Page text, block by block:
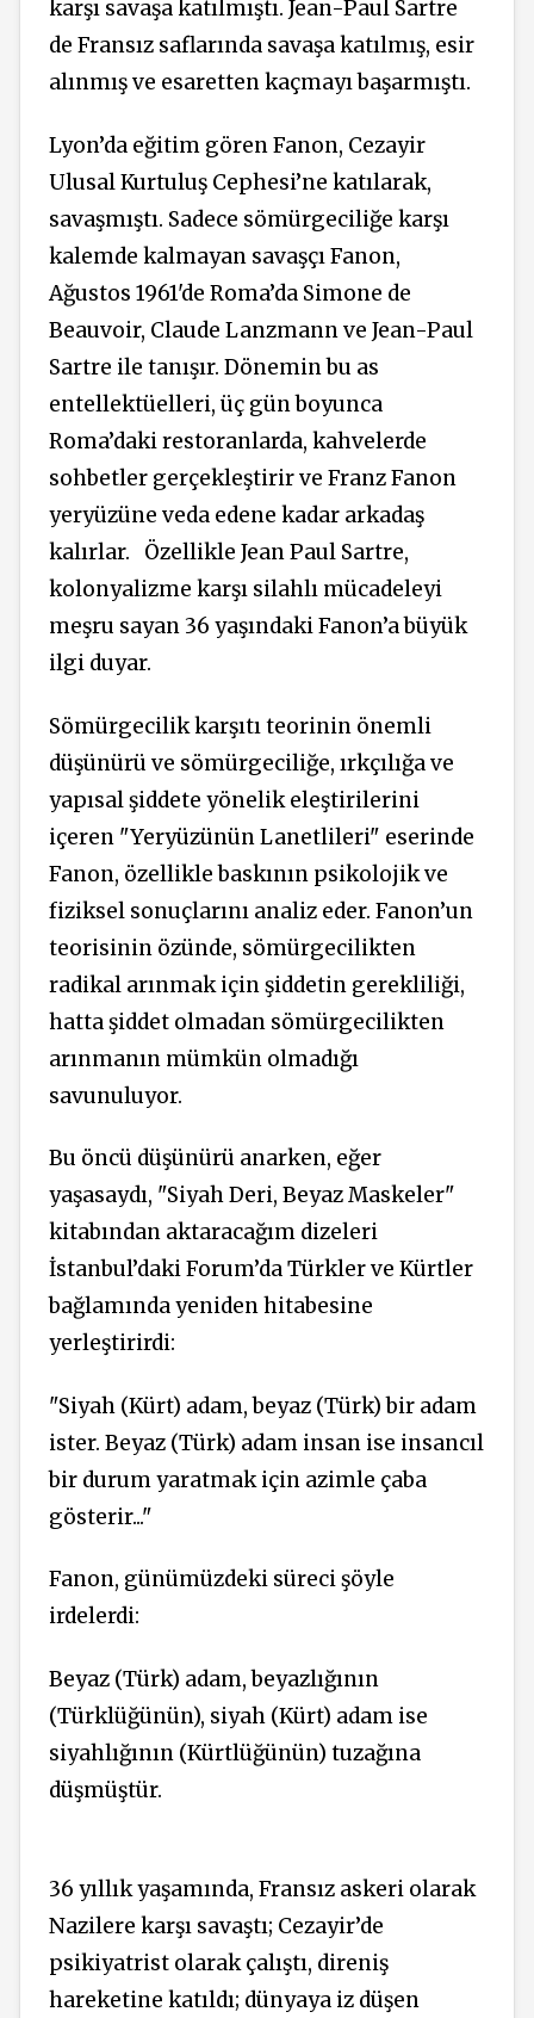
karşı savaşa katılmıştı. Jean-Paul Sartre
de Fransız saflarında savaşa katılmış, esir
alınmış ve esaretten kaçmayı başarmıştı.
Lyon’da eğitim gören Fanon, Cezayir
Ulusal Kurtuluş Cephesi’ne katılarak,
savaşmıştı. Sadece sömürgeciliğe karşı
kalemde kalmayan savaşçı Fanon,
Ağustos 1961'de Roma’da Simone de
Beauvoir, Claude Lanzmann ve Jean-Paul
Sartre ile tanışır. Dönemin bu as
entellektüelleri, üç gün boyunca
Roma’daki restoranlarda, kahvelerde
sohbetler gerçekleştirir ve Franz Fanon
yeryüzüne veda edene kadar arkadaş
kalırlar.
Özellikle Jean Paul Sartre,
kolonyalizme karşı silahlı mücadeleyi
meşru sayan 36 yaşındaki Fanon’a büyük
ilgi duyar.
Sömürgecilik karşıtı teorinin önemli
düşünürü ve sömürgeciliğe, ırkçılığa ve
yapısal şiddete yönelik eleştirilerini
içeren "Yeryüzünün Lanetlileri" eserinde
Fanon, özellikle baskının psikolojik ve
fiziksel sonuçlarını analiz eder. Fanon’un
teorisinin özünde, sömürgecilikten
radikal arınmak için şiddetin gerekliliği,
hatta şiddet olmadan sömürgecilikten
arınmanın mümkün olmadığı
savunuluyor.
Bu öncü düşünürü anarken, eğer
yaşasaydı, "Siyah Deri, Beyaz Maskeler"
kitabından aktaracağım dizeleri
İstanbul’daki Forum’da Türkler ve Kürtler
bağlamında yeniden hitabesine
yerleştirirdi:
"Siyah (Kürt) adam, beyaz (Türk) bir adam
ister. Beyaz (Türk) adam insan ise insancıl
bir durum yaratmak için azimle çaba
gösterir..."
Fanon, günümüzdeki süreci şöyle
irdelerdi:
Beyaz (Türk) adam, beyazlığının
(Türklüğünün), siyah (Kürt) adam ise
siyahlığının (Kürtlüğünün) tuzağına
düşmüştür.
36 yıllık yaşamında, Fransız askeri olarak
Nazilere karşı savaştı; Cezayir’de
psikiyatrist olarak çalıştı, direniş
hareketine katıldı; dünyaya iz düşen